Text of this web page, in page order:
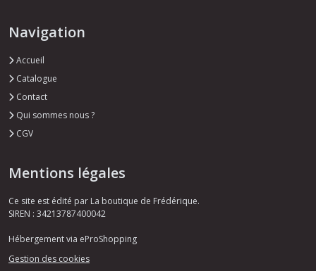
Navigation
Accueil
Catalogue
Contact
Qui sommes nous ?
CGV
Mentions légales
Ce site est édité par La boutique de Frédérique.
SIREN : 34213787400042
Hébergement via eProShopping
Gestion des cookies